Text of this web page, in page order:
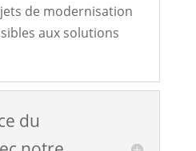
de modernisation
aux solutions
du